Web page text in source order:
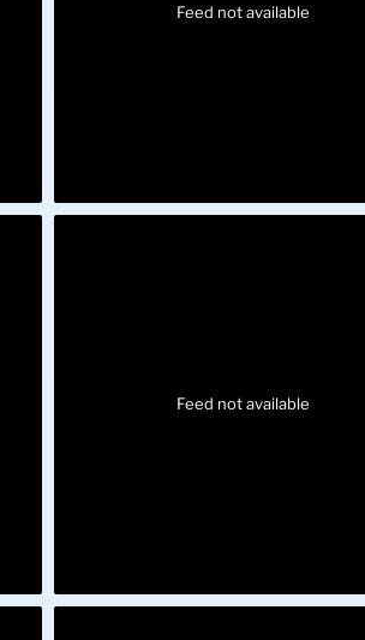
Feed not available
Feed not available